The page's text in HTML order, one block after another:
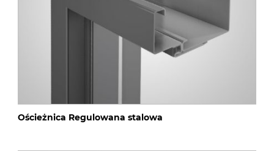
Ościeżnica Regulowana stalowa